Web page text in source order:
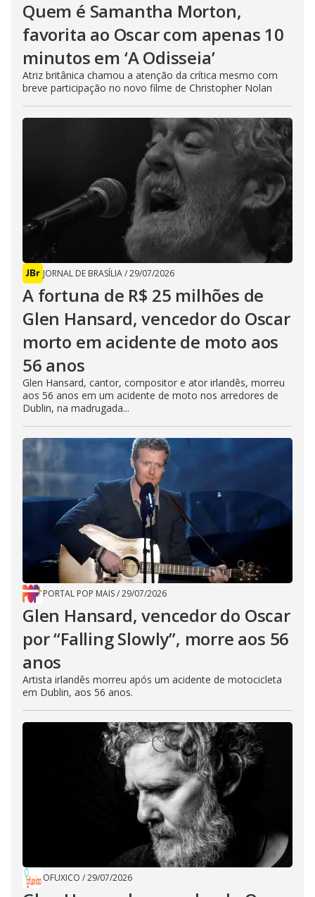
Quem é Samantha Morton,
favorita ao Oscar com apenas 10
minutos em ‘A Odisseia’
Atriz britânica chamou a atenção da crítica mesmo com
breve participação no novo filme de Christopher Nolan
JORNAL DE BRASÍLIA/29/07/2026
A fortuna de R$ 25 milhões de
Glen Hansard, vencedor do Oscar
morto em acidente de moto aos
56 anos
Glen Hansard, cantor, compositor e ator irlandês, morreu
aos 56 anos em um acidente de moto nos arredores de
Dublin, na madrugada...
PORTAL POP MAIS/29/07/2026
Glen Hansard, vencedor do Oscar
por “Falling Slowly”, morre aos 56
anos
Artista irlandês morreu após um acidente de motocicleta
em Dublin, aos 56 anos.
OFUXICO /29/07/2026